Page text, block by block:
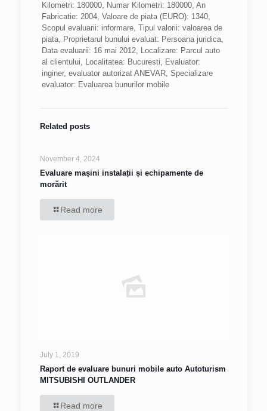
Kilometri: 180000, Numar Kilometri: 180000, An
Fabricatie: 2004, Valoare de piata (EURO): 1340,
Scopul evaluarii: informare, Tipul valorii: valoarea de
piata, Proprietarul bunului evaluat: Persoana juridica,
Data evaluarii: 16 mai 2012, Localizare: Parcul auto
al clientului, Localitatea: Bucuresti, Evaluator:
inginer, evaluator autorizat ANEVAR, Specializare
evaluator: Evaluarea bunurilor mobile
Related posts
November 4, 2024
Evaluare mașini instalații și echipamente de
morărit
Read more
July 1, 2019
Raport de evaluare bunuri mobile auto Autoturism
MITSUBISHI OUTLANDER
Read more